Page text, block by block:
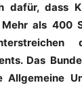
dafür, dass
Mehr als 400
Das
Allgemeine